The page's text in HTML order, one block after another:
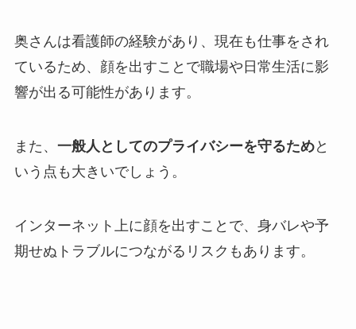
奥さんは看護師の経験があり、現在も仕事をされ
ているため、顔を出すことで職場や日常生活に影
響が出る可能性があります。
また、 一般人としてのプライバシーを守るためと
いう点も大きいでしょう。
インターネット上に顔を出すことで、身バレや予
期せぬトラブルにつながるリスクもあります。